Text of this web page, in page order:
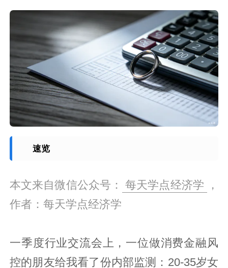
速览
本文来自微信公众号： 每天学点经济学
，
作者：每天学点经济学
一季度行业交流会上，一位做消费金融风
控的朋友给我看了份内部监测：20-35岁女